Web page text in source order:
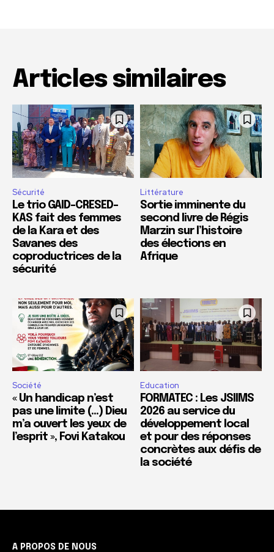
Articles similaires
Sécurité
Le trio GAID-CRESED-
KAS fait des femmes
de la Kara et des
Savanes des
coproductrices de la
sécurité
Littérature
Sortie imminente du
second livre de Régis
Marzin sur l’histoire
des élections en
Afrique
Société
« Un handicap n’est
pas une limite (…) Dieu
m’a ouvert les yeux de
l’esprit », Fovi Katakou
Education
FORMATEC : Les JSIIMS
2026 au service du
développement local
et pour des réponses
concrètes aux défis de
la société
A PROPOS DE NOUS